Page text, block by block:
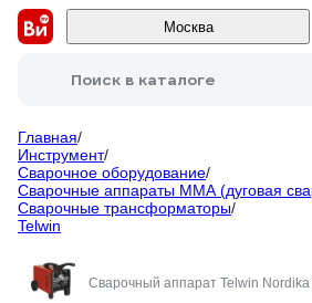
Москва
Поиск в каталоге
Главная/
Инструмент/
Сварочное оборудование/
Сварочные аппараты ММА (дуговая
Сварочные трансформаторы/
Telwin
Сварочный аппарат Telwin